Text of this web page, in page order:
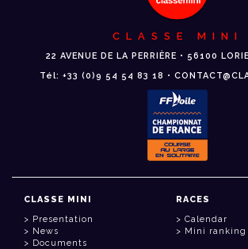
CLASSE MINI
22 AVENUE DE LA PERRIÈRE • 56100
Tél: +33 (0)9 54 54 83 18 •
CLASSE MINI
Presentation
News
Documents
RACES
Calendar
Mini ranking